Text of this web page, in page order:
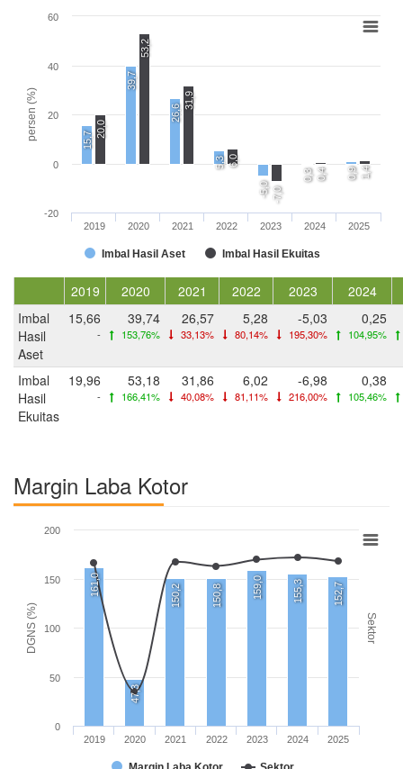
persen (%) 15,7
39,7
26,6
5,3
-5,0
0,3 0,9
20,0
53,2
31,9
6,0
-7,0
0,4 1,4
Imbal Hasil Aset Imbal Hasil Ekuitas
2019 2020 2021 2022 2023 2024 2025
-20
0
20
40
60
2019 2020 2021 2022 2023
2024
Imbal
Hasil
Aset
15,66
-
39,74
153,76%
26,57
33,13%
5,28
80,14%
-5,03
195,30%
0,25
104,95%
Imbal
Hasil
Ekuitas
19,96
-
53,18
166,41%
31,86
40,08%
6,02
81,11%
-6,98
216,00%
0,38
105,46%
Margin Laba Kotor
DGNS (%) Sektor
161,0
47,3
150,2 150,8 159,0 155,3 152,7
2019 2020 2021 2022 2023 2024 2025
0
50
100
150
200